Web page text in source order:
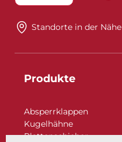
Standorte in der Nähe​​​​​​​
Produkte
Absperrklappen
Kugelhähne
Plattenschieber